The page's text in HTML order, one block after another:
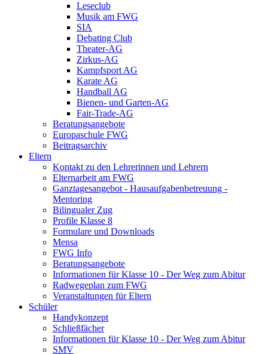
Leseclub
Musik am FWG
SIA
Debating Club
Theater-AG
Zirkus-AG
Kampfsport AG
Karate AG
Handball AG
Bienen- und Garten-AG
Fair-Trade-AG
Beratungsangebote
Europaschule FWG
Beitragsarchiv
Eltern
Kontakt zu den Lehrerinnen und Lehrern
Elternarbeit am FWG
Ganztagesangebot - Hausaufgabenbetreuung -
Mentoring
Bilingualer Zug
Profile Klasse 8
Formulare und Downloads
Mensa
FWG Info
Beratungsangebote
Informationen für Klasse 10 - Der Weg zum Abitur
Radwegeplan zum FWG
Veranstaltungen für Eltern
Schüler
Handykonzept
Schließfächer
Informationen für Klasse 10 - Der Weg zum Abitur
SMV